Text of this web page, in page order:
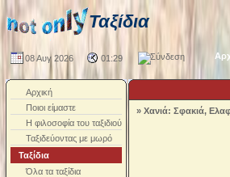
Ταξίδια
08 Αυγ 2026 01:29
Αρχική
Ποιοι είμαστε
Η φιλοσοφία του ταξιδιού
Ταξιδεύοντας με μωρό
Ταξίδια
Όλα τα ταξίδια
» Χανιά: Σφακιά,